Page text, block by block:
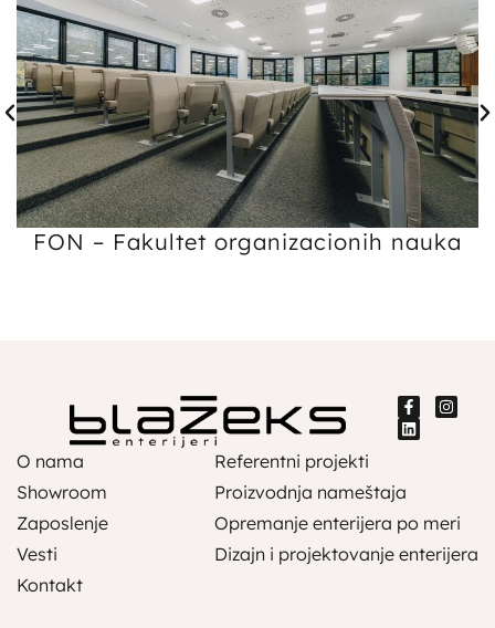
FON – Fakultet organizacionih nauka
O nama
Showroom
Zaposlenje
Vesti
Kontakt
Referentni projekti
Proizvodnja nameštaja
Opremanje enterijera po meri
Dizajn i projektovanje enterijera